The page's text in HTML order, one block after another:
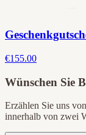
€155.00
Wünschen Sie
Erzählen Sie uns
innerhalb von zwei